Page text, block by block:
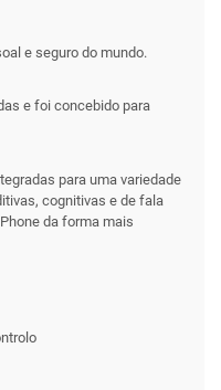
e seguro do mundo.
e foi concebido para
para uma variedade
cognitivas e de fala
da forma mais